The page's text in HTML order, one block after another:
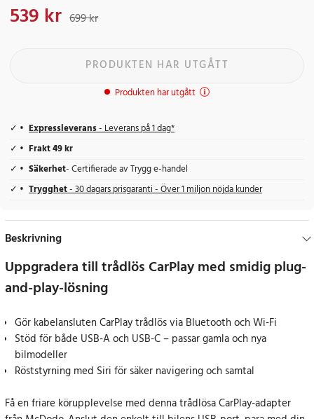
Nuvarande pris
539 kr 699 kr
PRODUKTEN HAR UTGÅTT
Produkten har utgått
Expressleverans- Leverans på 1 dag*
Frakt 49 kr
Säkerhet- Certifierade av Trygg e-handel
Trygghet- 30 dagars prisgaranti - Över 1 miljon nöjda kunder
Beskrivning
Uppgradera till trådlös CarPlay med smidig plug-
and-play-lösning
Gör kabelansluten CarPlay trådlös via Bluetooth och Wi-Fi
Stöd för både USB-A och USB-C – passar gamla och nya
bilmodeller
Röststyrning med Siri för säker navigering och samtal
Få en friare körupplevelse med denna trådlösa CarPlay-adapter